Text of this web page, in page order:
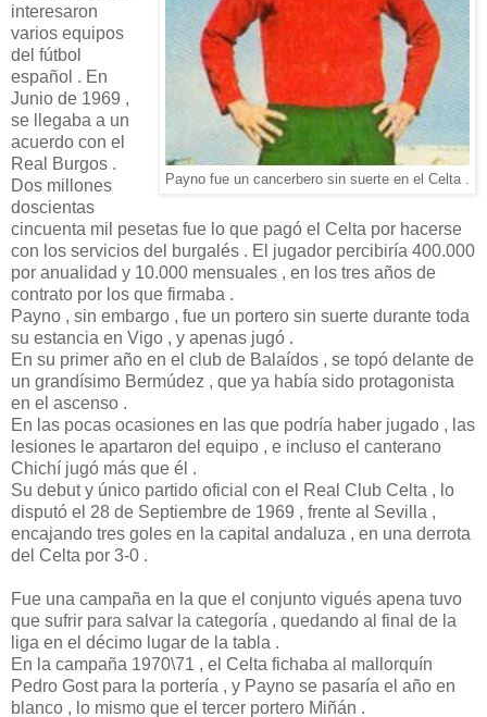
Payno fue un cancerbero sin suerte en el Celta .
interesaron
varios equipos
del fútbol
español . En
Junio de 1969 ,
se llegaba a un
acuerdo con el
Real Burgos .
Dos millones
doscientas
cincuenta mil pesetas fue lo que pagó el Celta por hacerse
con los servicios del burgalés . El jugador percibiría 400.000
por anualidad y 10.000 mensuales , en los tres años de
contrato por los que firmaba .
Payno , sin embargo , fue un portero sin suerte durante toda
su estancia en Vigo , y apenas jugó .
En su primer año en el club de Balaídos , se topó delante de
un grandísimo Bermúdez , que ya había sido protagonista
en el ascenso .
En las pocas ocasiones en las que podría haber jugado , las
lesiones le apartaron del equipo , e incluso el canterano
Chichí jugó más que él .
Su debut y único partido oficial con el Real Club Celta , lo
disputó el 28 de Septiembre de 1969 , frente al Sevilla ,
encajando tres goles en la capital andaluza , en una derrota
del Celta por 3-0 .
Fue una campaña en la que el conjunto vigués apena tuvo
que sufrir para salvar la categoría , quedando al final de la
liga en el décimo lugar de la tabla .
En la campaña 1970\71 , el Celta fichaba al mallorquín
Pedro Gost para la portería , y Payno se pasaría el año en
blanco , lo mismo que el tercer portero Miñán .